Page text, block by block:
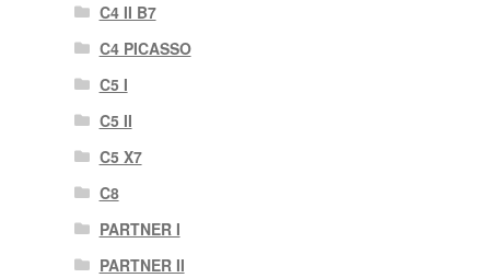
C4 II B7
C4 PICASSO
C5 I
C5 II
C5 X7
C8
PARTNER I
PARTNER II